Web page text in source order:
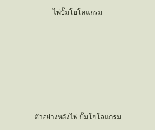
ไพ่ปั๊มโฮโลแกรม
ตัวอย่างหลังไพ่ ปั๊มโฮโลแกรม